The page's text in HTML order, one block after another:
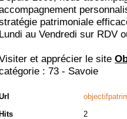
patrimoniale
au Vendredi sur RDV
et apprécier le site
: 73 - Savoie
2